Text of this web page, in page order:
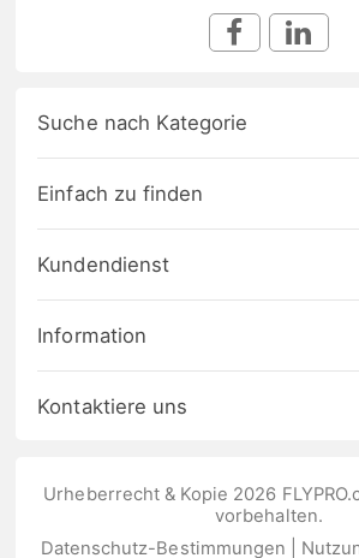
Suche nach Kategorie
Einfach zu finden
Kundendienst
Information
Kontaktiere uns
Urheberrecht & Kopie 2026
vorbehalten.
Datenschutz-Bestimmungen